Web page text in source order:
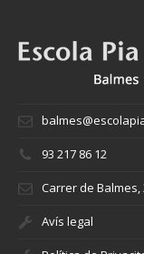
93 217 86 12
Carrer de Balmes,
Avís legal